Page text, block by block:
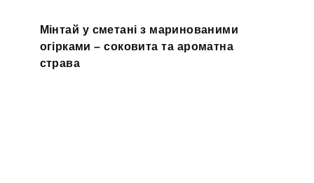
Мінтай у сметані з маринованими
огірками – соковита та ароматна
страва